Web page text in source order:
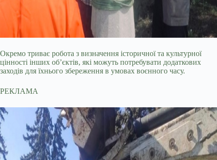
Окремо триває робота з визначення історичної та культурної
цінності інших об’єктів, які можуть потребувати додаткових
заходів для їхнього збереження в умовах воєнного часу.
РЕКЛАМА